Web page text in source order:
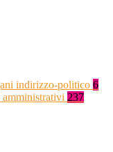
indirizzo-politico 6
237